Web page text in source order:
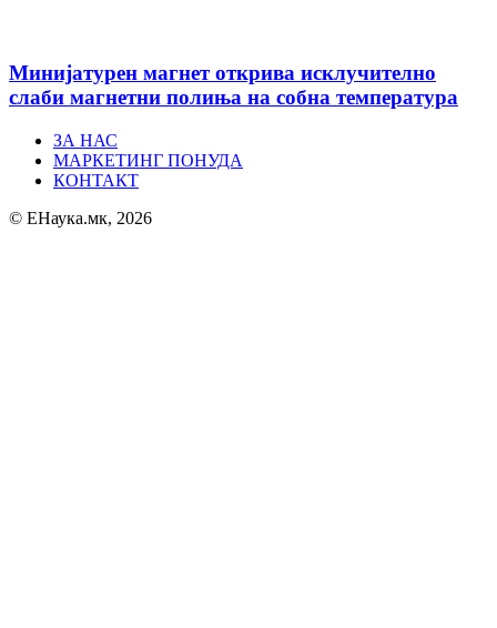
Минијатурен магнет открива исклучително
слаби магнетни полиња на собна температура
ЗА НАС
МАРКЕТИНГ ПОНУДА
КОНТАКТ
© ЕНаука.мк, 2026